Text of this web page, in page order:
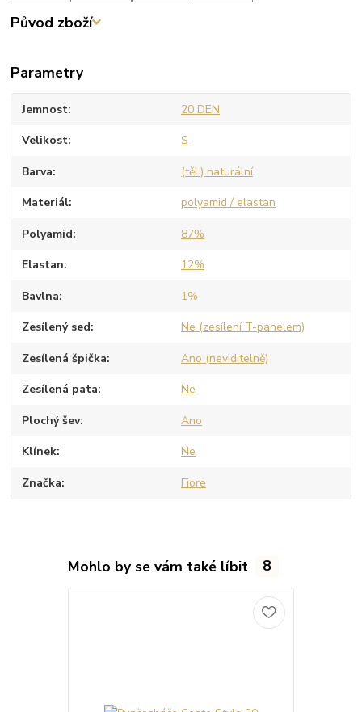
Původ zboží
Parametry
Jemnost 20 DEN
Velikost S
Barva (těl.) naturální
Materiál polyamid / elastan
Polyamid 87%
Elastan 12%
Bavlna 1%
Zesílený sed Ne (zesílení T-panelem)
Zesílená špička Ano (neviditelně)
Zesílená pata Ne
Plochý šev Ano
Klínek Ne
Značka Fiore
Mohlo by se vám také líbit 8